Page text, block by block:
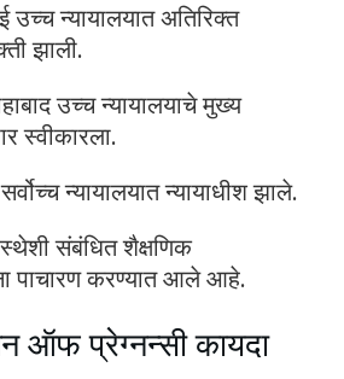
उच्च न्यायालयात अतिरिक्त
झाली.
उच्च न्यायालयाचे मुख्य
स्वीकारला.
न्यायालयात न्यायाधीश झाले.
संबंधित शैक्षणिक
पाचारण करण्यात आले आहे.
ऑफ प्रेग्नन्सी कायदा